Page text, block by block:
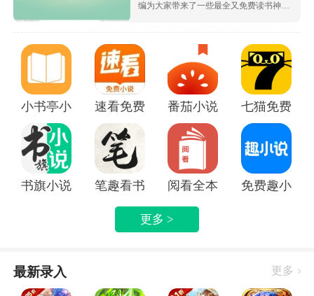
编为大家带来了一些最全又免费读书神
小说资源，都很根据市场受欢迎的热度为
大家排序的哦，致力于带给大家好用的追
书软件！
小书亭小说 速看免费小说app番茄小说免费版下载安装
七猫免费阅
书旗小说APP笔趣看书小说app阅看全本免费小说APP
免费趣小说
更多 >
最新录入 更多